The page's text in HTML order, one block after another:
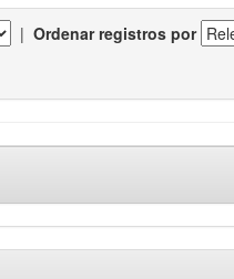
| Ordenar registros por